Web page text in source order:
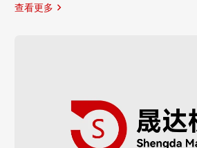
查看更多